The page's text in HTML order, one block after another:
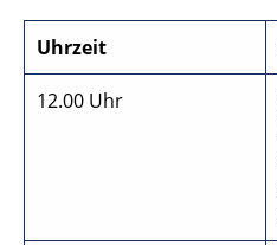
Uhrzeit
12.00 Uhr